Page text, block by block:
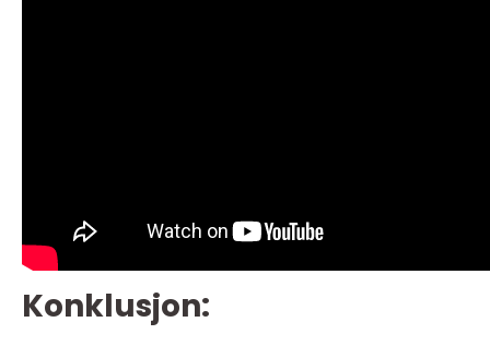
Konklusjon: